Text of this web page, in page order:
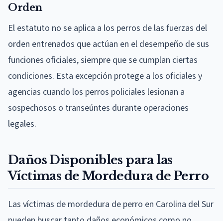
Orden
El estatuto no se aplica a los perros de las fuerzas del
orden entrenados que actúan en el desempeño de sus
funciones oficiales, siempre que se cumplan ciertas
condiciones. Esta excepción protege a los oficiales y
agencias cuando los perros policiales lesionan a
sospechosos o transeúntes durante operaciones
legales.
Daños Disponibles para las
Víctimas de Mordedura de Perro
Las víctimas de mordedura de perro en Carolina del Sur